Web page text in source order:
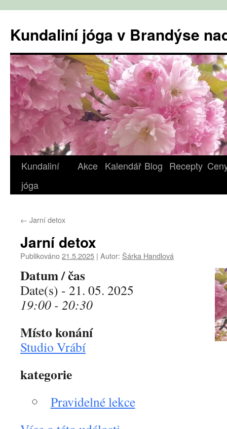
obsahu
webu
Kundaliní jóga v Brandýse
Kundaliní
jóga
Akce Kalendář Blog Recepty
← Jarní detox
Jarní detox
Publikováno21.5.2025 | Autor: Šárka Handlová
Datum / čas
Date(s) - 21. 05. 2025
19:00 - 20:30
Místo konání
Studio Vrábí
kategorie
Pravidelné lekce